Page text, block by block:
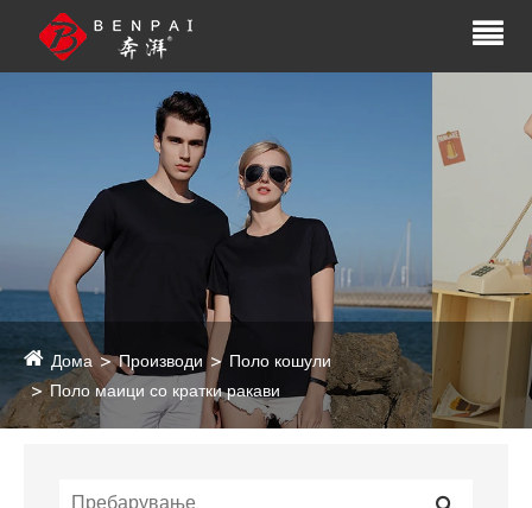
Дома Производи
Поло кошули
Поло маици со кратки ракави